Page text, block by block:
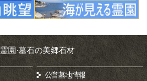
霊園·墓石の美郷石材
公営墓地情報